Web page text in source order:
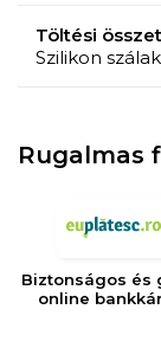
Méretek
Külső hossza
Töltési
Szilikon szálak
Rugalmas
Biztonságos és
online